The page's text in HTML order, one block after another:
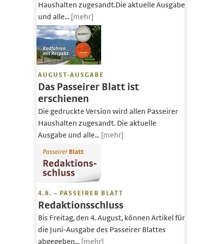
Haushalten zugesandt.Die aktuelle Ausgabe
und alle... [mehr]
AUGUST-AUSGABE
Das Passeirer Blatt ist
erschienen
Die gedruckte Version wird allen Passeirer
Haushalten zugesandt. Die aktuelle
Ausgabe und alle... [mehr]
4.8. – PASSEIRER BLATT
Redaktionsschluss
Bis Freitag, den 4. August, können Artikel für
die Juni-Ausgabe des Passeirer Blattes
abgegeben... [mehr]